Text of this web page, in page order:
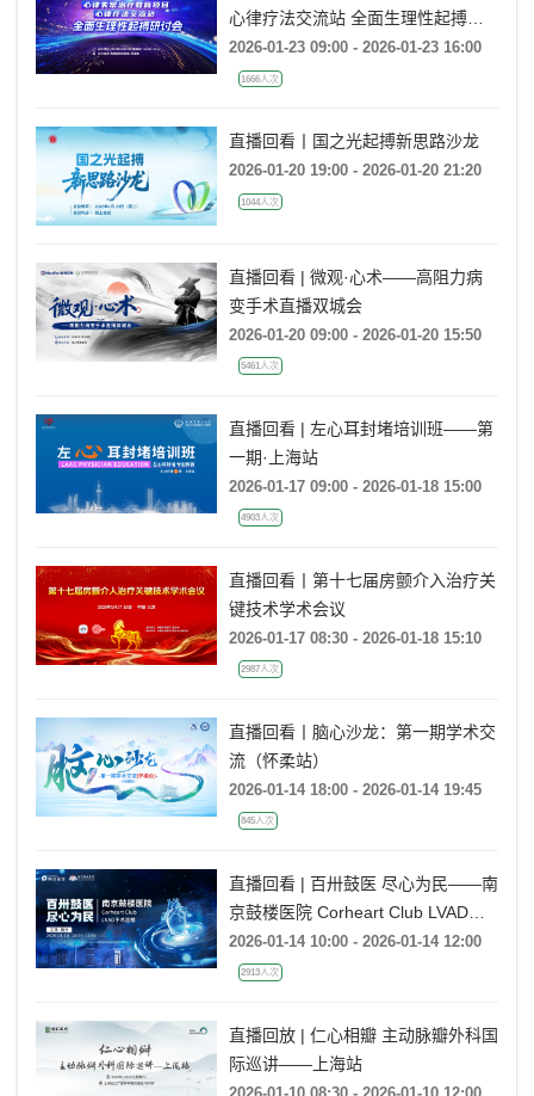
心律疗法交流站 全面生理性起搏研
讨会
2026-01-23 09:00 - 2026-01-23 16:00
1666人次
直播回看丨国之光起搏新思路沙龙
2026-01-20 19:00 - 2026-01-20 21:20
1044人次
直播回看 | 微观·心术——高阻力病
变手术直播双城会
2026-01-20 09:00 - 2026-01-20 15:50
5461人次
直播回看 | 左心耳封堵培训班——第
一期·上海站
2026-01-17 09:00 - 2026-01-18 15:00
4903人次
直播回看丨第十七届房颤介入治疗关
键技术学术会议
2026-01-17 08:30 - 2026-01-18 15:10
2987人次
直播回看丨脑心沙龙：第一期学术交
流（怀柔站）
2026-01-14 18:00 - 2026-01-14 19:45
845人次
直播回看 | 百卅鼓医 尽心为民——南
京鼓楼医院 Corheart Club LVAD手
术直播
2026-01-14 10:00 - 2026-01-14 12:00
2913人次
直播回放 | 仁心相瓣 主动脉瓣外科国
际巡讲——上海站